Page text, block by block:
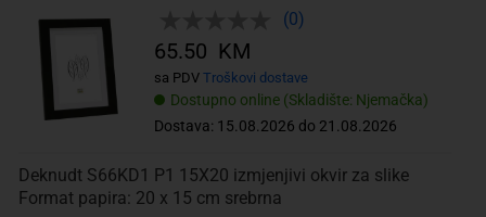
(0)
Dostupno online (Skladište: Njemačka)
Dostava: 15.08.2026 do 21.08.2026
65.50 KM
sa PDV Troškovi dostave
Deknudt S66KD1 P1 15X20 izmjenjivi okvir za slike
Format papira: 20 x 15 cm srebrna